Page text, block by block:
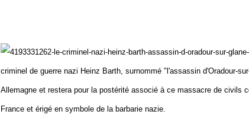
criminel de guerre nazi Heinz Barth, surnommé "l'assassin d'Oradour-
Allemagne et restera pour la postérité associé à ce massacre de civils
France et érigé en symbole de la barbarie nazie.